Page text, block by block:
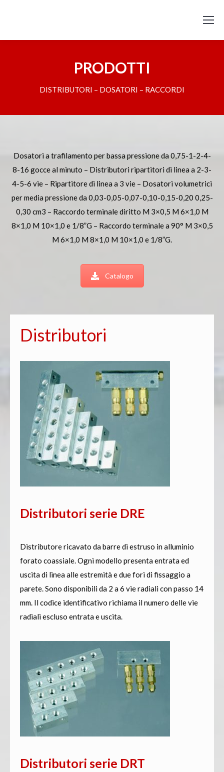
PRODOTTI
DISTRIBUTORI – DOSATORI – RACCORDI
Dosatori a trafilamento per bassa pressione da 0,75-1-2-4-
8-16 gocce al minuto – Distributori ripartitori di linea a 2-3-
4-5-6 vie – Ripartitore di linea a 3 vie – Dosatori volumetrici
per media pressione da 0,03-0,05-0,07-0,10-0,15-0,20 0,25-
0,30 cm3 – Raccordo terminale diritto M 3×0,5 M 6×1,0 M
8×1,0 M 10×1,0 e 1/8”G – Raccordo terminale a 90° M 3×0,5
M 6×1,0 M 8×1,0 M 10×1,0 e 1/8”G.
Catalogo
Distributori
Distributori serie DRE
Distributore ricavato da barre di estruso in alluminio
forato coassiale. Ogni modello presenta entrata ed
uscita di linea alle estremità e due fori di fissaggio a
parete. Sono disponibili da 2 a 6 vie radiali con passo 14
mm. Il codice identificativo richiama il numero delle vie
radiali escluso entrata e uscita.
Distributori serie DRT